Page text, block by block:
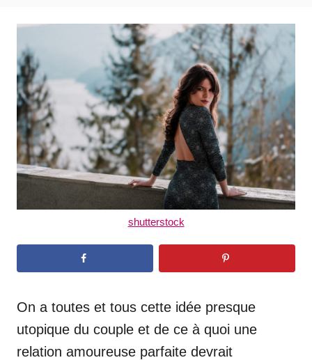
o
t
d
o
n
shutterstock
On a toutes et tous cette idée presque
utopique du couple et de ce à quoi une
relation amoureuse parfaite devrait